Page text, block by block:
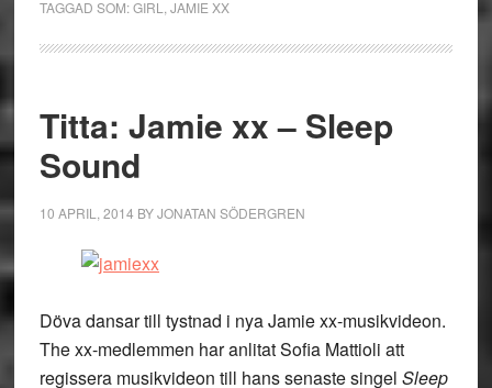
TAGGAD SOM:GIRL JAMIE XX
Titta: Jamie xx – Sleep
Sound
10 APRIL, 2014 BYJONATAN SÖDERGREN
Döva dansar till tystnad i nya Jamie xx-musikvideon.
The xx-medlemmen har anlitat Sofia Mattioli att
regissera musikvideon till hans senaste singel Sleep